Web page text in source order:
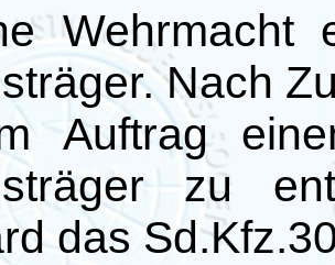
Wehrmacht
Nach
Auftrag
zu
das